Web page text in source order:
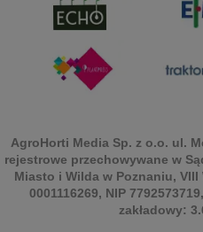
AgroHorti Media Sp. z o.o. ul.
rejestrowe przechowywane w
Miasto i Wilda w Poznaniu,
0001116269, NIP
zakładowy: